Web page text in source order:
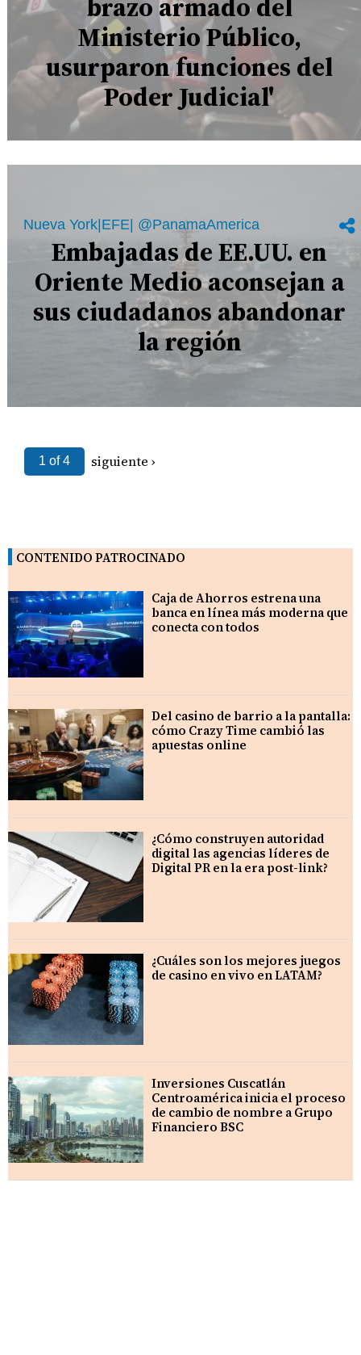
Ministerio Público,
usurparon funciones del
Poder Judicial'
Nueva York|EFE| @PanamaAmerica
Embajadas de EE.UU. en
Oriente Medio aconsejan a
sus ciudadanos abandonar
la región
1 of 4 siguiente ›
CONTENIDO PATROCINADO
Caja de Ahorros estrena una
banca en línea más moderna que
conecta con todos
Del casino de barrio a la pantalla:
cómo Crazy Time cambió las
apuestas online
¿Cómo construyen autoridad
digital las agencias líderes de
Digital PR en la era post-link?
¿Cuáles son los mejores juegos
de casino en vivo en LATAM?
Inversiones Cuscatlán
Centroamérica inicia el proceso
de cambio de nombre a Grupo
Financiero BSC